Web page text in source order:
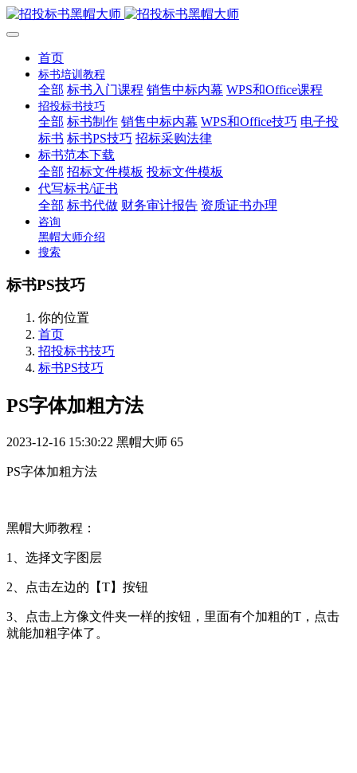
首页
标书培训教程
全部 标书入门课程 销售中标内幕 WPS和Office课程
招投标书技巧
全部 标书制作 销售中标内幕 WPS和Office技巧 电子投
标书 标书PS技巧 招标采购法律
标书范本下载
全部 招标文件模板 投标文件模板
代写标书/证书
全部 标书代做 财务审计报告 资质证书办理
咨询
黑帽大师介绍
搜索
标书PS技巧
你的位置
首页
招投标书技巧
标书PS技巧
PS字体加粗方法
2023-12-16 15:30:22 黑帽大师 65
PS字体加粗方法
黑帽大师教程：
1、选择文字图层
2、点击左边的【T】按钮
3、点击上方像文件夹一样的按钮，里面有个加粗的T，点击
就能加粗字体了。